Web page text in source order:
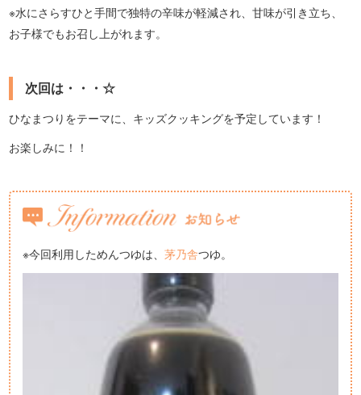
※水にさらすひと手間で独特の辛味が軽減され、甘味が引き立ち、
お子様でもお召し上がれます。
次回は・・・☆
ひなまつりをテーマに、キッズクッキングを予定しています！
お楽しみに！！
※今回利用しためんつゆは、茅乃舎つゆ。